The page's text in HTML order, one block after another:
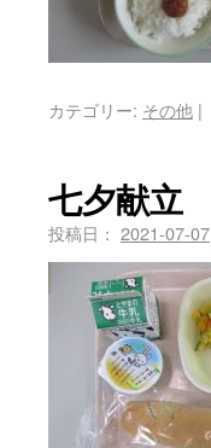
カテゴリー: その他 |
七夕献立
投稿日： 2021-07-07